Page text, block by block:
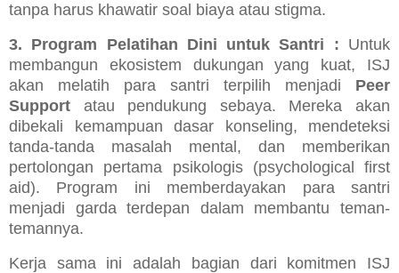
tanpa harus khawatir soal biaya atau stigma.
3. Program Pelatihan Dini untuk Santri : Untuk
membangun ekosistem dukungan yang kuat, ISJ
akan melatih para santri terpilih menjadi Peer
Support atau pendukung sebaya. Mereka akan
dibekali kemampuan dasar konseling, mendeteksi
tanda-tanda masalah mental, dan memberikan
pertolongan pertama psikologis (psychological first
aid). Program ini memberdayakan para santri
menjadi garda terdepan dalam membantu teman-
temannya.
Kerja sama ini adalah bagian dari komitmen ISJ